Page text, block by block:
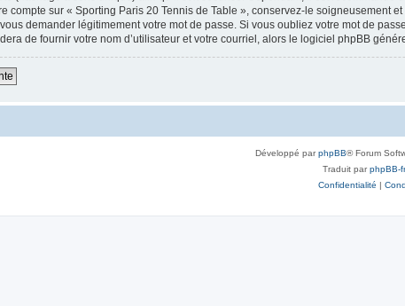
compte sur « Sporting Paris 20 Tennis de Table », conservez-le
demander légitimement votre mot de passe. Si vous oubliez votre mot de
de fournir votre nom d’utilisateur et votre courriel, alors le logiciel phpBB
Développé parphpBB® Forum
Traduit parphpBB-
Confidentialité |